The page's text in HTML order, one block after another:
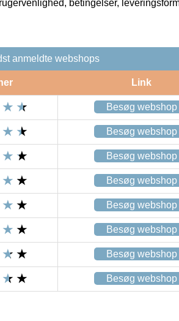
betingelser,
anmeldte webshops
Link
Besøg webshop
Besøg webshop
Besøg webshop
Besøg webshop
Besøg webshop
Besøg webshop
Besøg webshop
Besøg webshop